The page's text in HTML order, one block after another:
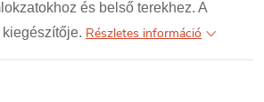
és belső terekhez. A
Részletes információ